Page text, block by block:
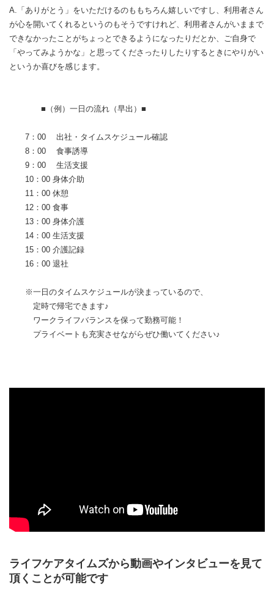
A.「ありがとう」をいただけるのももちろん嬉しいですし、利用者さん
が心を開いてくれるというのもそうですけれど、利用者さんがいままで
できなかったことがちょっとできるようになったりだとか、ご自身で
「やってみようかな」と思ってくださったりしたりするときにやりがい
というか喜びを感じます。
■（例）一日の流れ（早出）■
7：00 出社・タイムスケジュール確認
8：00 食事誘導
9：00 生活支援
10：00 身体介助
11：00 休憩
12：00 食事
13：00 身体介護
14：00 生活支援
15：00 介護記録
16：00 退社
※一日のタイムスケジュールが決まっているので、
定時で帰宅できます♪
ワークライフバランスを保って勤務可能！
プライベートも充実させながらぜひ働いてください♪
ライフケアタイムズから動画やインタビューを見て
頂くことが可能です